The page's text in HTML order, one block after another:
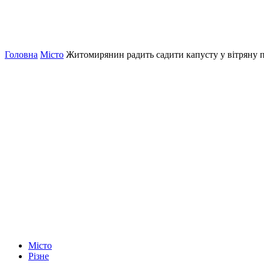
Головна Місто Житомирянин радить садити капусту у вітряну
Місто
Різне